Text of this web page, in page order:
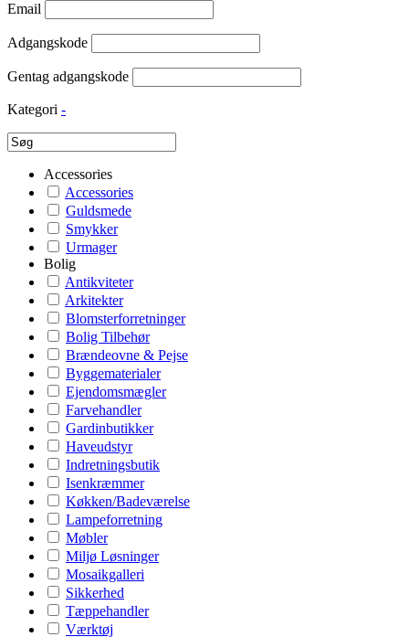
Email
Adgangskode
Gentag adgangskode
Kategori -
Accessories
Accessories
Guldsmede
Smykker
Urmager
Bolig
Antikviteter
Arkitekter
Blomsterforretninger
Bolig Tilbehør
Brændeovne & Pejse
Byggematerialer
Ejendomsmægler
Farvehandler
Gardinbutikker
Haveudstyr
Indretningsbutik
Isenkræmmer
Køkken/Badeværelse
Lampeforretning
Møbler
Miljø Løsninger
Mosaikgalleri
Sikkerhed
Tæppehandler
Værktøj